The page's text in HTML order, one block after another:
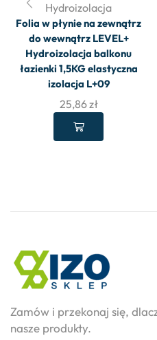
Hydroizolacja
Folia w płynie na zewnątrz
do wewnątrz LEVEL+
Hydroizolacja balkonu
łazienki 1,5KG elastyczna
izolacja L+09
25,86zł
Zamów i przekonaj się,
nasze produkty.